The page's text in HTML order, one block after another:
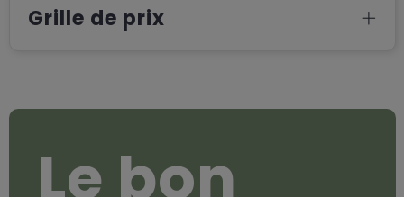
Grille de prix
Le bon